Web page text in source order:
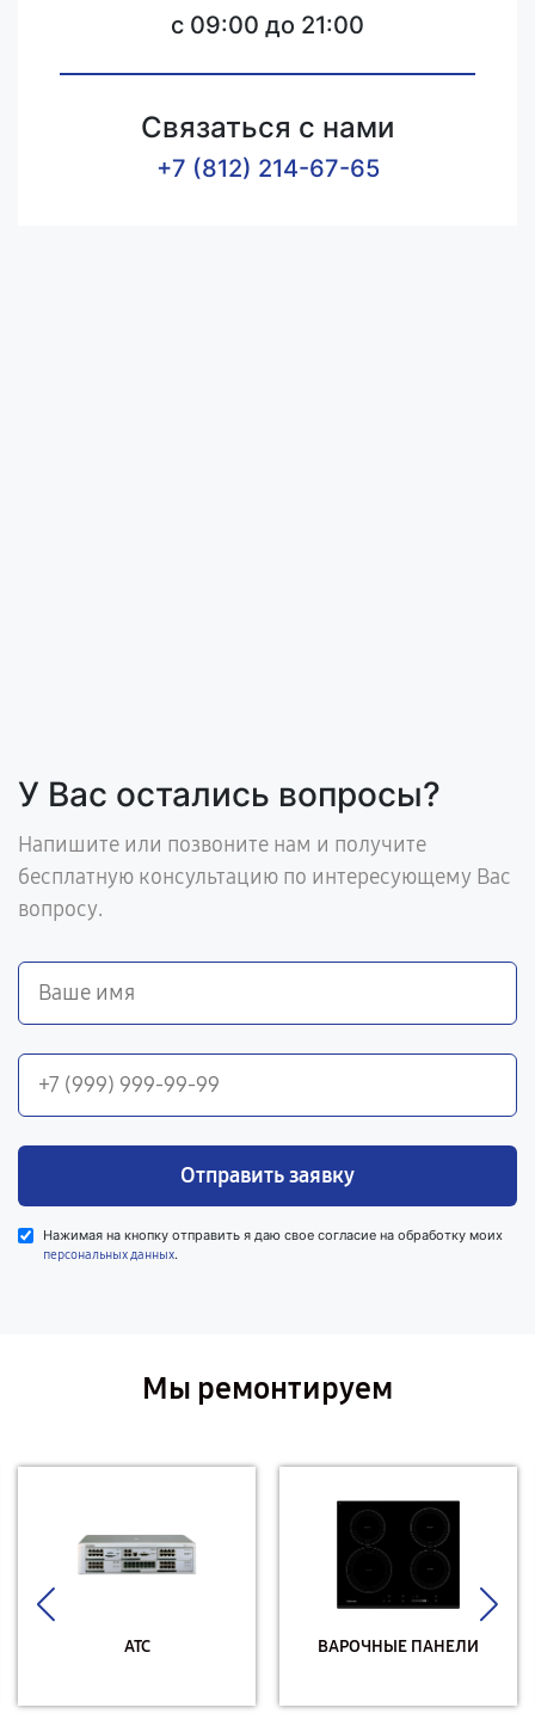
c 09:00 до 21:00
Связаться с нами
+7 (812) 214-67-65
У Вас остались вопросы?
Напишите или позвоните нам и получите
бесплатную консультацию по интересующему Вас
вопросу.
Отправить заявку
Нажимая на кнопку отправить я даю свое согласие на обработку моих
персональных данных.
Мы ремонтируем
АТС ВАРОЧНЫЕ ПАНЕЛИ